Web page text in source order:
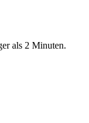
als 2 Minuten.